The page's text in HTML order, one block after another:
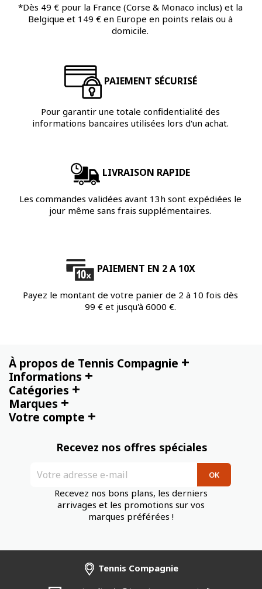
*Dès 49 € pour la France (Corse & Monaco inclus) et la
Belgique et 149 € en Europe en points relais ou à
domicile.
PAIEMENT SÉCURISÉ
Pour garantir une totale confidentialité des
informations bancaires utilisées lors d'un achat.
LIVRAISON RAPIDE
Les commandes validées avant 13h sont expédiées le
jour même sans frais supplémentaires.
PAIEMENT EN 2 A 10X
Payez le montant de votre panier de 2 à 10 fois dès
99 € et jusqu'à 6000 €.
À propos de Tennis Compagnie +
Informations +
Catégories +
Marques +
Votre compte +
Recevez nos offres spéciales
Recevez nos bons plans, les derniers
arrivages et les promotions sur vos
marques préférées !
Tennis Compagnie